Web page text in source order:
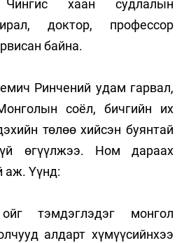
хаан судлалын
доктор, профессор
байна.
Ринчений удам гарвал,
соёл, бичгийн их
төлөө хийсэн буянтай
өгүүлжээ. Ном дараах
аж. Үүнд:
тэмдэглэдэг монгол
алдарт хүмүүсийнхээ